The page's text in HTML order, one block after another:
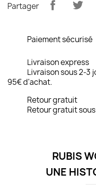
Partager
Paiement sécurisé
Livraison express
Livraison sous 2-3
95€ d'achat.
Retour gratuit
Retour gratuit sous
RUBIS
UNE